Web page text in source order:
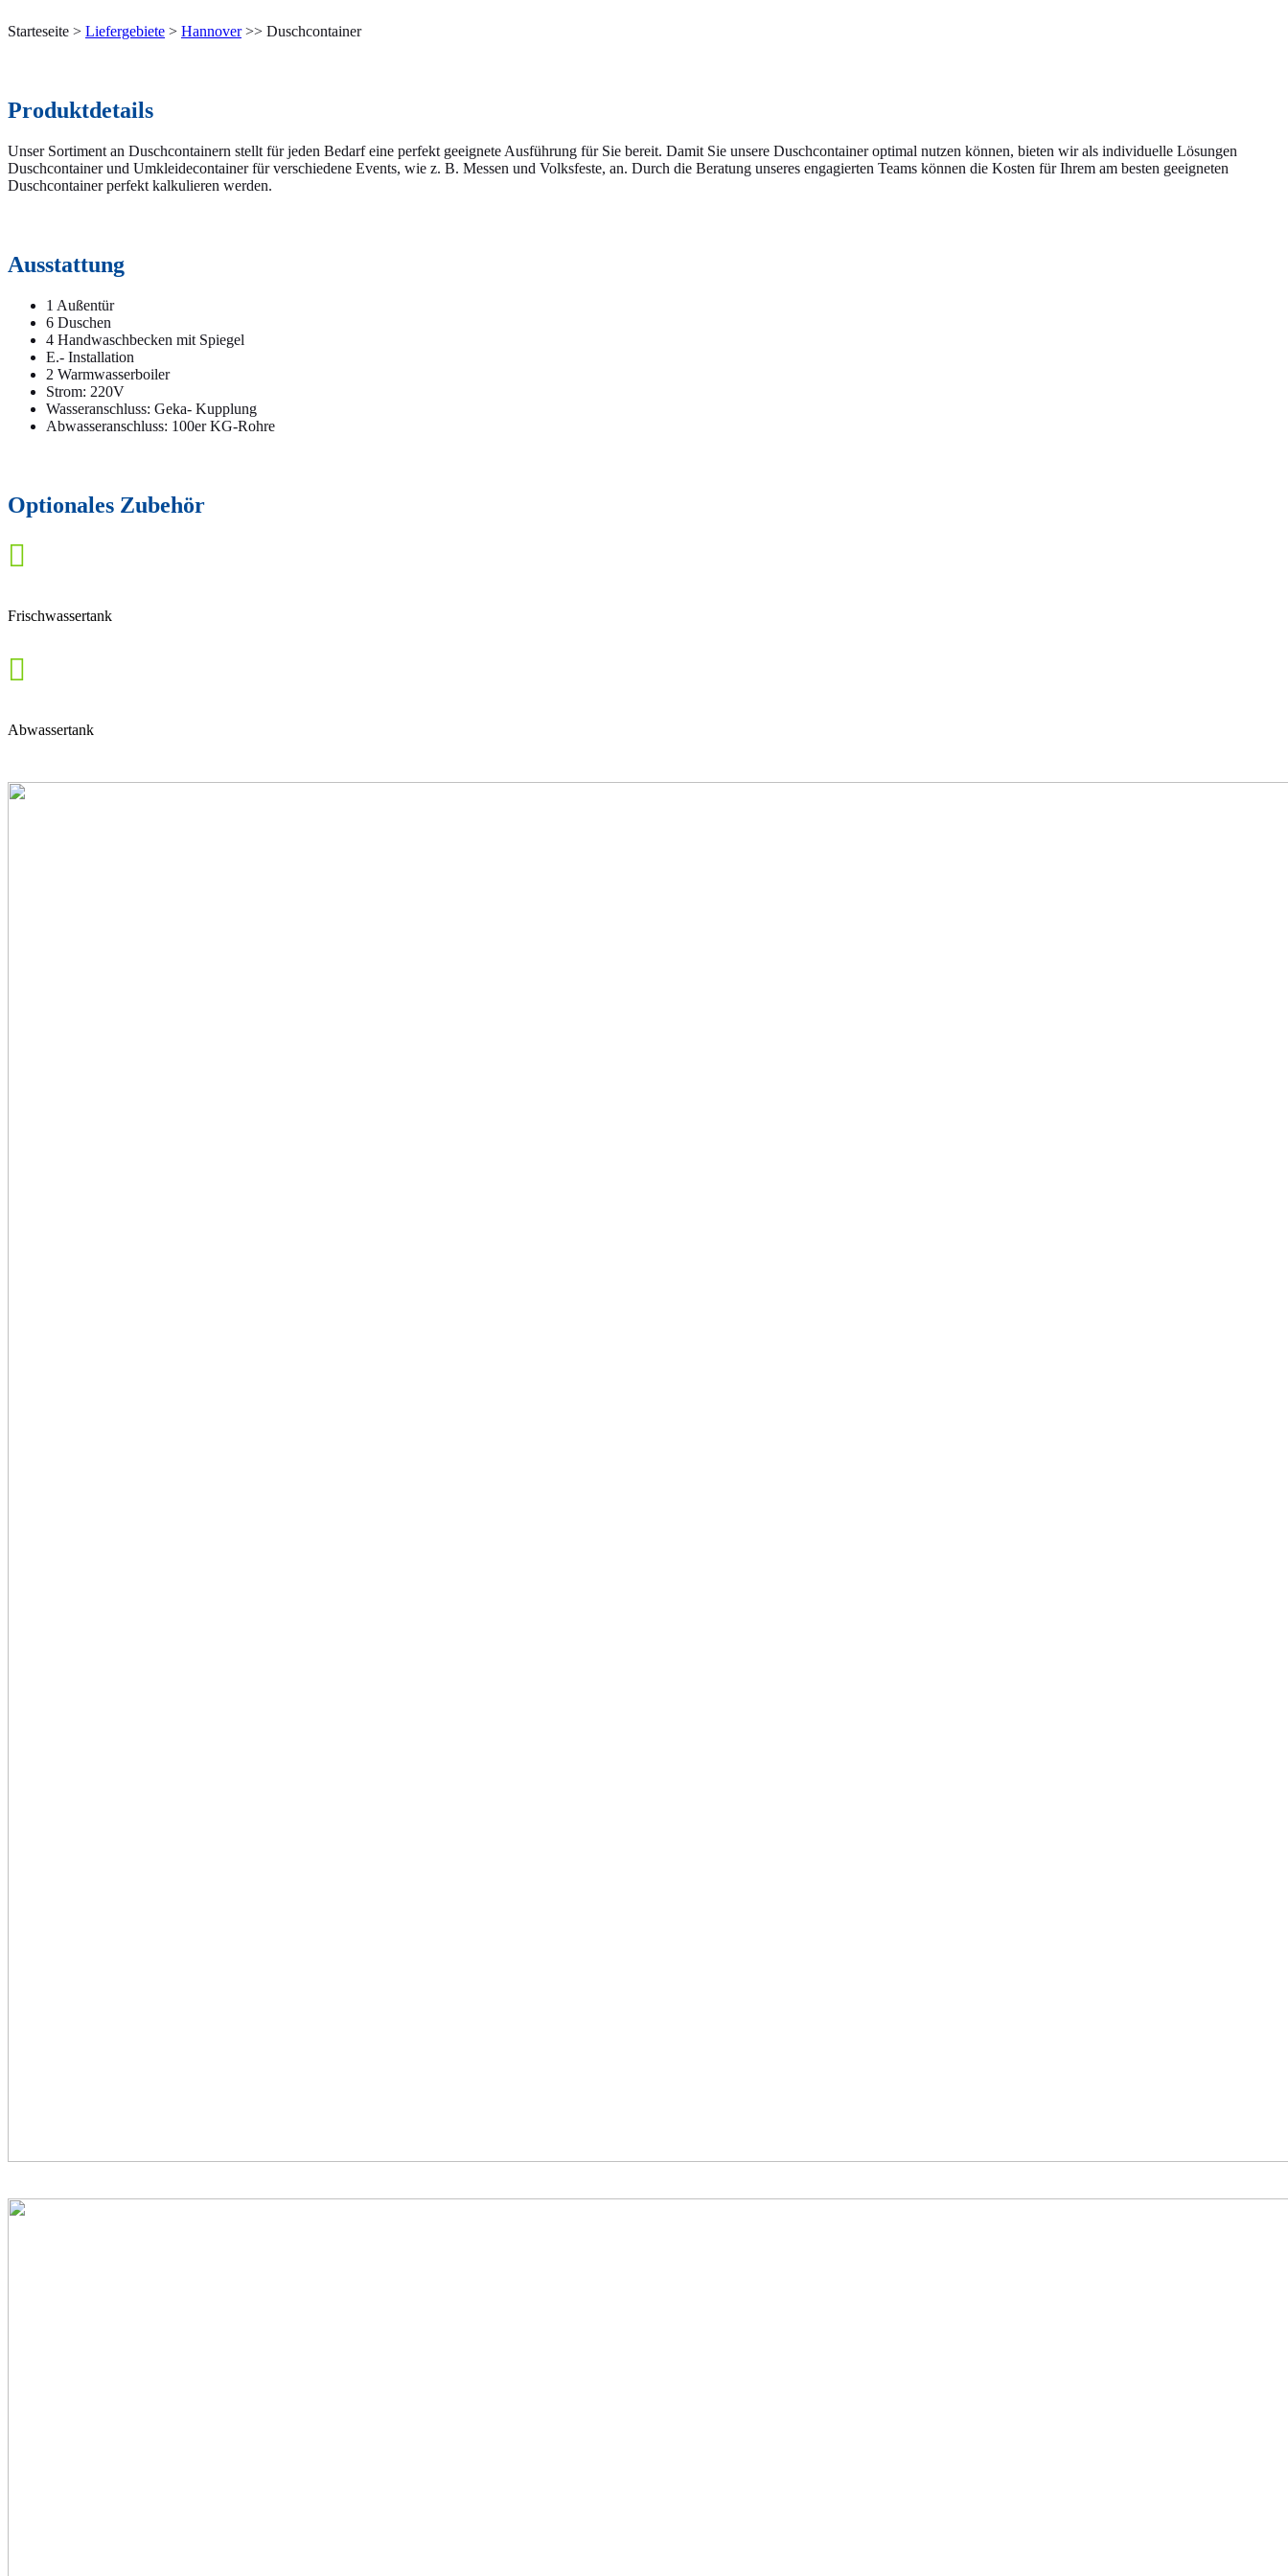
Starteseite > Liefergebiete > Hannover>> Duschcontainer
Produktdetails
Unser Sortiment an Duschcontainern stellt für jeden Bedarf eine perfekt geeignete Ausführung für Sie bereit. Damit Sie unsere Duschcontainer optimal nutzen können, bieten wir als individuelle Lösungen
Duschcontainer und Umkleidecontainer für verschiedene Events, wie z. B. Messen und Volksfeste, an. Durch die Beratung unseres engagierten Teams können die Kosten für Ihrem am besten geeigneten
Duschcontainer perfekt kalkulieren werden.
Ausstattung
1 Außentür
6 Duschen
4 Handwaschbecken mit Spiegel
E.- Installation
2 Warmwasserboiler
Strom: 220V
Wasseranschluss: Geka- Kupplung
Abwasseranschluss: 100er KG-Rohre
Optionales Zubehör

Frischwassertank

Abwassertank